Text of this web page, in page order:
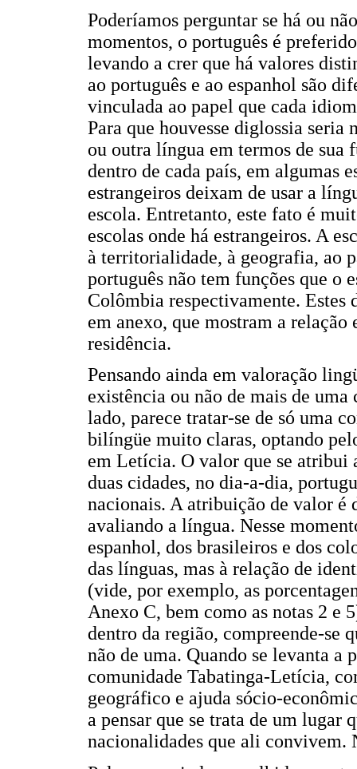
Poderíamos perguntar se há ou
momentos, o português é
levando a crer que há valores
ao português e ao espanhol são
vinculada ao papel que cada
Para que houvesse diglossia seria
ou outra língua em termos de sua
dentro de cada país, em algumas
estrangeiros deixam de usar a
escola. Entretanto, este fato é
escolas onde há estrangeiros. A
à territorialidade, à geografia, ao
português não tem funções que o
Colômbia respectivamente. Estes
em anexo, que mostram a
residência.
Pensando ainda em valoração
existência ou não de mais de
lado, parece tratar-se de só uma
bilíngüe muito claras, optando
em Letícia. O valor que se atribui
duas cidades, no dia-a-dia,
nacionais. A atribuição de valor é
avaliando a língua. Nesse
espanhol, dos brasileiros e dos
das línguas, mas à relação de
(vide, por exemplo, as
Anexo C, bem como as notas 2 e
dentro da região, compreende-se
não de uma. Quando se levanta a
comunidade Tabatinga-Letícia,
geográfico e ajuda sócio-
a pensar que se trata de um lugar
nacionalidades que ali convivem.